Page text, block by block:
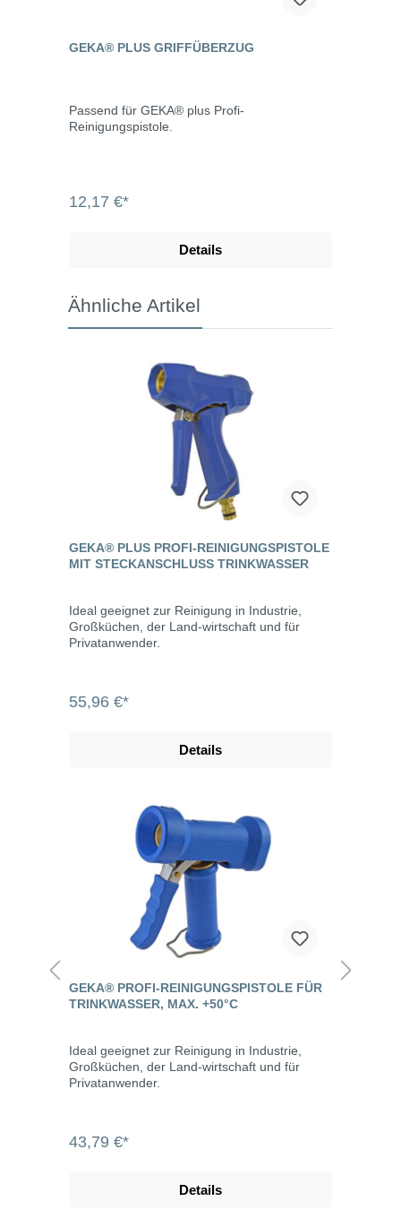
GEKA® PLUS GRIFFÜBERZUG
Passend für GEKA® plus Profi-
Reinigungspistole.
12,17 €*
Details
Ähnliche Artikel
GEKA® PLUS PROFI-REINIGUNGSPISTOLE
MIT STECKANSCHLUSS TRINKWASSER
Ideal geeignet zur Reinigung in Industrie,
Großküchen, der Land-wirtschaft und für
Privatanwender.
55,96 €*
Details
GEKA® PROFI-REINIGUNGSPISTOLE FÜR
TRINKWASSER, MAX. +50°C
Ideal geeignet zur Reinigung in Industrie,
Großküchen, der Land-wirtschaft und für
Privatanwender.
43,79 €*
Details